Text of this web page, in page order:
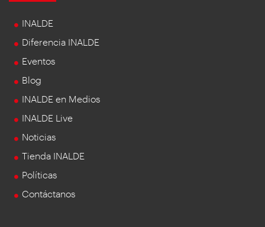
INALDE
Diferencia INALDE
Eventos
Blog
INALDE en Medios
INALDE Live
Noticias
Tienda INALDE
Políticas
Contáctanos